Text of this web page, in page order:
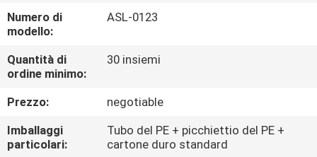
CONTROLLO
DI
QUALITÀ
CONTATTICI
Numero di
modello:
ASL-0123
Quantità di
ordine minimo:
30 insiemi
Prezzo:
negotiable
Imballaggi
particolari:
Tubo del PE + picchiettio del PE +
cartone duro standard